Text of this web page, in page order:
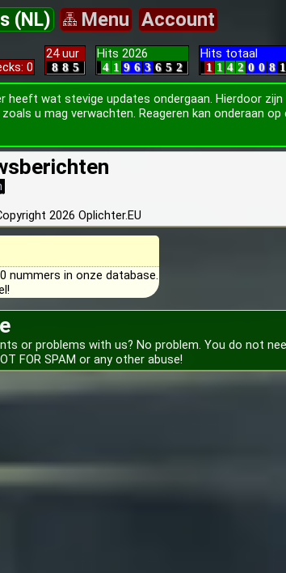
(NL) Menu Account
0
24 uur
8 8 5
Hits 2026
4 1 9 6 3 6 5 2
Hits totaal
1 1 4 2 0 0 8 1
heeft wat stevige updates ondergaan. Hierdoor
u mag verwachten. Reageren kan onderaan
2026 Oplichter.EU
nummers in onze database.
or problems with us? No problem. You do not
FOR SPAM or any other abuse!